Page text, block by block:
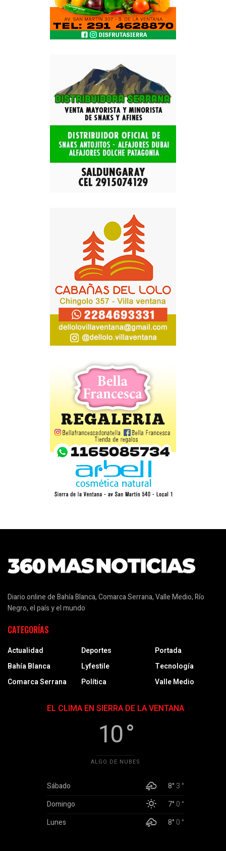
Diario online de Bahía Blanca, Comarca Serrana, Valle Medio, Río
Negro, el país y el mundo
CATEGORÍAS
Actualidad
Bahía Blanca
Comarca Serrana
Deportes
Lyfestile
Política
Portada
Tecnología
Valle Medio
EL CLIMA EN SIERRA DE LA VENTANA
10 °
ALGO DE NUBES
Sábado 8° 3 °
Domingo
7°0 °
Lunes
8°0 °